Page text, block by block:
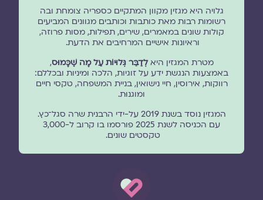
גלויה היא מגזין מקוון המתקיים כספריה צומחת ובה
רשומות רבות מאת כותבות וכותבים מגוונים המביעים
קולות שונים במאמרים, שירים, תפילות, מסות פרוזה,
וראיונות אישיים המרחיבים את הדעת.
מטרת המגזין היאלְדַבֵּר גְּלוּיוֹת עַל מָה שֶׁכָּמוּס,
באמצעות הנגשת ידע על זוגיות, הלכה ומיניות ובכללם:
רווקות, אירוסין, חיי נישואין, בניית המשפחה, טקסי חיים
ומוגנוּת.
המגזין נוסד בשנת 2019 על-ידי הרבנית שרה סגל־כץ.
עם הכניסה לשנת 2025 פורסמו בו קרוב ל-3,000
טקסטים שונים.